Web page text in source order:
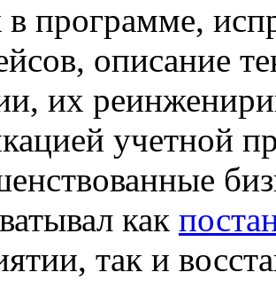
программе,
описание
их
учетной
как
, так и